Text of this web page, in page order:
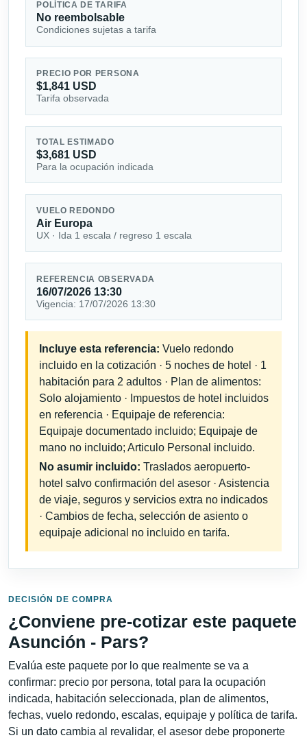
POLÍTICA DE TARIFA
No reembolsable
Condiciones sujetas a tarifa
PRECIO POR PERSONA
$1,841 USD
Tarifa observada
TOTAL ESTIMADO
$3,681 USD
Para la ocupación indicada
VUELO REDONDO
Air Europa
UX · Ida 1 escala / regreso 1 escala
REFERENCIA OBSERVADA
16/07/2026 13:30
Vigencia: 17/07/2026 13:30
Incluye esta referencia: Vuelo redondo
incluido en la cotización · 5 noches de hotel · 1
habitación para 2 adultos · Plan de alimentos:
Solo alojamiento · Impuestos de hotel incluidos
en referencia · Equipaje de referencia:
Equipaje documentado incluido; Equipaje de
mano no incluido; Articulo Personal incluido.
No asumir incluido: Traslados aeropuerto-
hotel salvo confirmación del asesor · Asistencia
de viaje, seguros y servicios extra no indicados
· Cambios de fecha, selección de asiento o
equipaje adicional no incluido en tarifa.
DECISIÓN DE COMPRA
¿Conviene pre-cotizar este paquete
Asunción - Pars?
Evalúa este paquete por lo que realmente se va a
confirmar: precio por persona, total para la ocupación
indicada, habitación seleccionada, plan de alimentos,
fechas, vuelo redondo, escalas, equipaje y política de tarifa.
Si un dato cambia al revalidar, el asesor debe proponerte